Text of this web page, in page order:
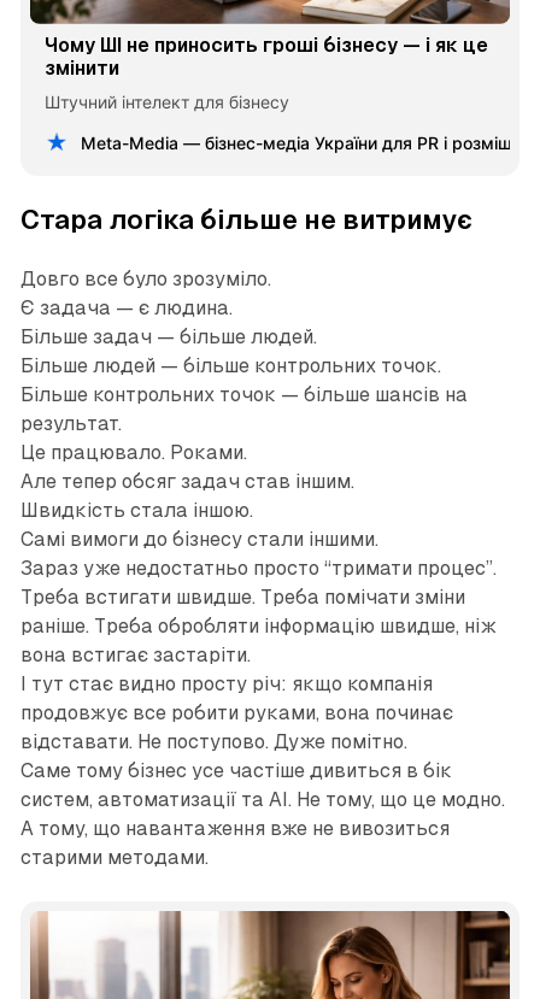
Чому ШІ не приносить гроші бізнесу — і як це
змінити
Штучний інтелект для бізнесу
Meta-Media — бізнес-медіа України для PR і
Стара логіка більше не витримує
Довго все було зрозуміло.
Є задача — є людина.
Більше задач — більше людей.
Більше людей — більше контрольних точок.
Більше контрольних точок — більше шансів на
результат.
Це працювало. Роками.
Але тепер обсяг задач став іншим.
Швидкість стала іншою.
Самі вимоги до бізнесу стали іншими.
Зараз уже недостатньо просто “тримати процес”.
Треба встигати швидше. Треба помічати зміни
раніше. Треба обробляти інформацію швидше, ніж
вона встигає застаріти.
І тут стає видно просту річ: якщо компанія
продовжує все робити руками, вона починає
відставати. Не поступово. Дуже помітно.
Саме тому бізнес усе частіше дивиться в бік
систем, автоматизації та AI. Не тому, що це модно.
А тому, що навантаження вже не вивозиться
старими методами.